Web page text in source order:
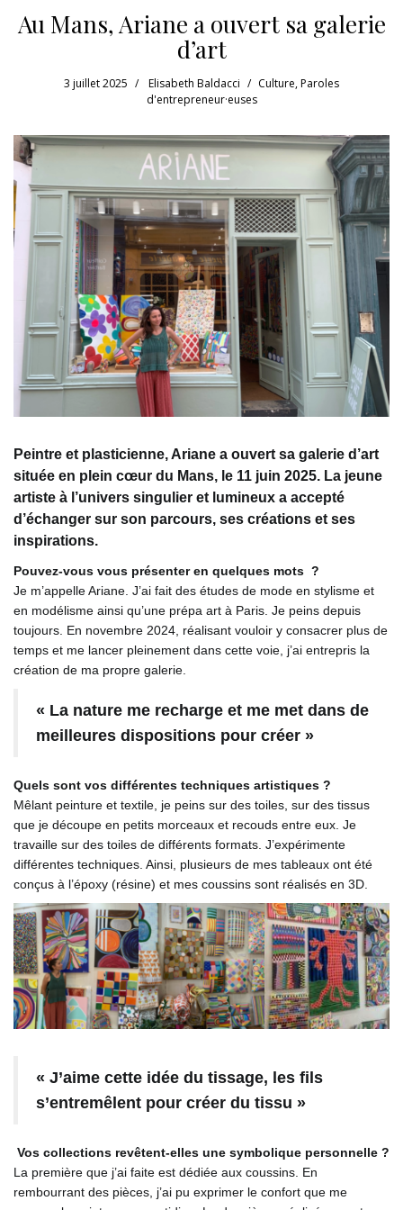
Au Mans, Ariane a ouvert sa galerie
d’art
3 juillet 2025 Elisabeth Baldacci Culture,Paroles
d'entrepreneur·euses
Peintre et plasticienne, Ariane a ouvert sa galerie d’art
située en plein cœur du Mans, le 11 juin 2025. La jeune
artiste à l’univers singulier et lumineux a accepté
d’échanger sur son parcours, ses créations et ses
inspirations.
Pouvez-vous vous présenter en quelques mots ?
Je m’appelle Ariane. J’ai fait des études de mode en stylisme et
en modélisme ainsi qu’une prépa art à Paris. Je peins depuis
toujours. En novembre 2024, réalisant vouloir y consacrer plus de
temps et me lancer pleinement dans cette voie, j’ai entrepris la
création de ma propre galerie.
« La nature me recharge et me met dans de
meilleures dispositions pour créer »
Quels sont vos différentes techniques artistiques ?
Mêlant peinture et textile, je peins sur des toiles, sur des tissus
que je découpe en petits morceaux et recouds entre eux. Je
travaille sur des toiles de différents formats. J’expérimente
différentes techniques. Ainsi, plusieurs de mes tableaux ont été
conçus à l’époxy (résine) et mes coussins sont réalisés en 3D.
« J’aime cette idée du tissage, les fils
s’entremêlent pour créer du tissu »
Vos collections revêtent-elles une symbolique personnelle ?
La première que j’ai faite est dédiée aux coussins. En
rembourrant des pièces, j’ai pu exprimer le confort que me